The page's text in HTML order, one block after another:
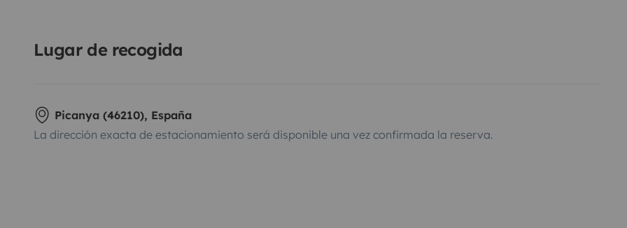
Lugar de recogida
Picanya (46210), España
La dirección exacta de estacionamiento será disponible una vez confirmada la reserva.